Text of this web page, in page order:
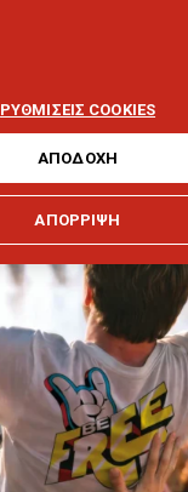
ΡΥΘΜΙΣΕΙΣ COOKIES
ΑΠΟΡΡΙΨΗ
ΑΠΟΔΟΧΗ